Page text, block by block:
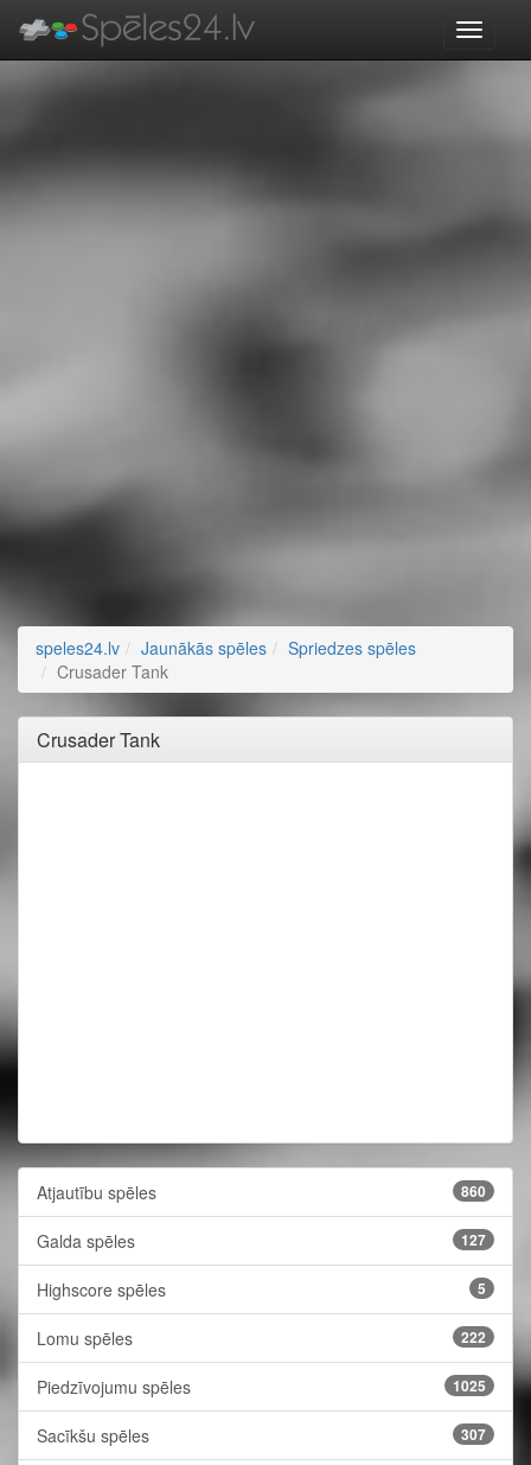
speles24.lv Jaunākās spēles
Spriedzes spēles
Crusader Tank
Crusader Tank
Atjautību spēles 860
Galda spēles 127
Highscore spēles 5
Lomu spēles 222
Piedzīvojumu spēles 1025
Sacīkšu spēles 307